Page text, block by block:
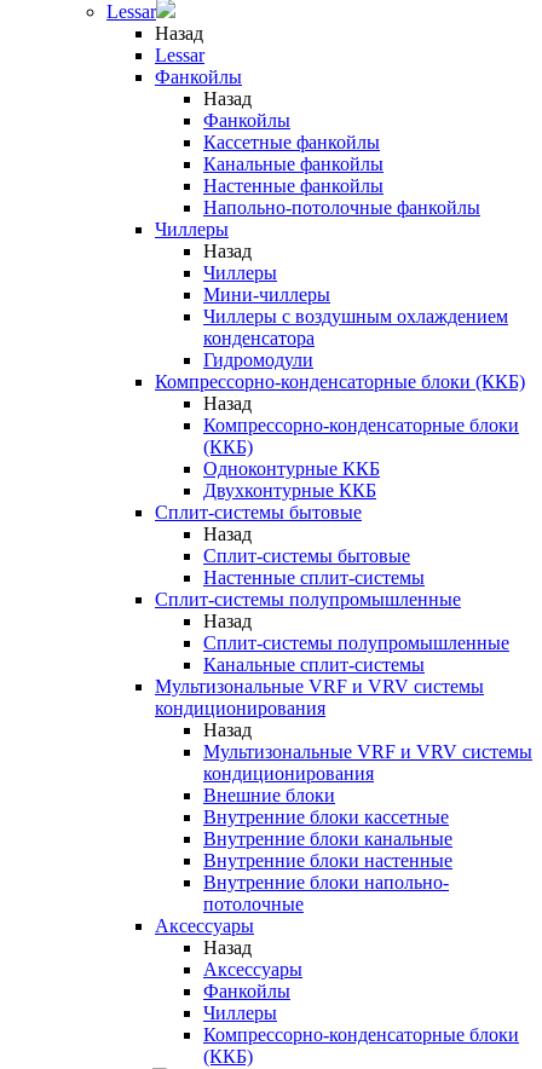
Lessar
Назад
Lessar
Фанкойлы
Назад
Фанкойлы
Кассетные фанкойлы
Канальные фанкойлы
Настенные фанкойлы
Напольно-потолочные фанкойлы
Чиллеры
Назад
Чиллеры
Мини-чиллеры
Чиллеры с воздушным охлаждением
конденсатора
Гидромодули
Компрессорно-конденсаторные блоки (ККБ)
Назад
Компрессорно-конденсаторные блоки
(ККБ)
Одноконтурные ККБ
Двухконтурные ККБ
Сплит-системы бытовые
Назад
Сплит-системы бытовые
Настенные сплит-системы
Сплит-системы полупромышленные
Назад
Сплит-системы полупромышленные
Канальные сплит-системы
Мультизональные VRF и VRV системы
кондиционирования
Назад
Мультизональные VRF и VRV системы
кондиционирования
Внешние блоки
Внутренние блоки кассетные
Внутренние блоки канальные
Внутренние блоки настенные
Внутренние блоки напольно-
потолочные
Аксессуары
Назад
Аксессуары
Фанкойлы
Чиллеры
Компрессорно-конденсаторные блоки
(ККБ)